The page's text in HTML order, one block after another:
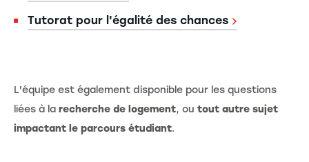
Tutorat pour l'égalité des chances
L'équipe est également disponible pour les questions
liées à la recherche de logement, ou tout autre sujet
impactant le parcours étudiant.